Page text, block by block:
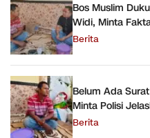
Bos Muslim
Widi, Minta
Berita
Belum Ada
Minta Polisi
Berita